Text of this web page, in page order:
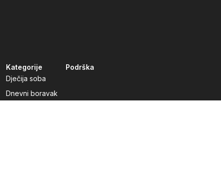
Kategorije
Dječija soba
Dnevni boravak
Podrška